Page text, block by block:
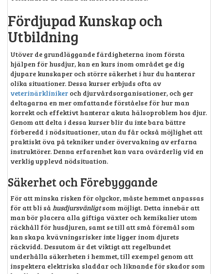
Fördjupad Kunskap och
Utbildning
Utöver de grundläggande färdigheterna inom första
hjälpen för husdjur, kan en kurs inom området ge dig
djupare kunskaper och större säkerhet i hur du hanterar
olika situationer. Dessa kurser erbjuds ofta av
veterinärkliniker och djurvårdsorganisationer, och ger
deltagarna en mer omfattande förståelse för hur man
korrekt och effektivt hanterar akuta hälsoproblem hos djur.
Genom att delta i dessa kurser blir du inte bara bättre
förberedd i nödsituationer, utan du får också möjlighet att
praktiskt öva på tekniker under övervakning av erfarna
instruktörer. Denna erfarenhet kan vara ovärderlig vid en
verklig upplevd nödsituation.
Säkerhet och Förebyggande
För att minska risken för olyckor, måste hemmet anpassas
för att bli så husdjursvänligtsom möjligt. Detta innebär att
man bör placera alla giftiga växter och kemikalier utom
räckhåll för husdjuren, samt se till att små föremål som
kan skapa kvävningsrisker inte ligger inom djurets
räckvidd. Dessutom är det viktigt att regelbundet
underhålla säkerheten i hemmet, till exempel genom att
inspektera elektriska sladdar och liknande för skador som